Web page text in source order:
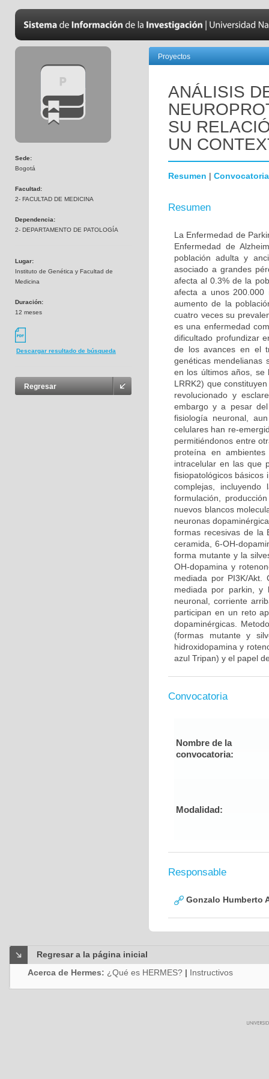
Sede:
Bogotá
Facultad:
2- FACULTAD DE MEDICINA
Dependencia:
2- DEPARTAMENTO DE PATOLOGÍA
Lugar:
Instituto de Genética y Facultad de
Medicina
Duración:
12 meses
Descargar resultado de búsqueda
Regresar
Proyectos
ANÁLISIS
SU
UN
Resumen | Convocatoria
Resumen
La Enfermedad de
Enfermedad de
población adulta y
asociado a grandes
afecta al 0.3% de la
afecta a unos 200.000
aumento de la
cuatro veces su
es una enfermedad
dificultado profundizar
de los avances en el
genéticas mendelianas
en los últimos años, se
LRRK2) que
revolucionado y
embargo y a pesar
fisiología neuronal,
celulares han re-
permitiéndonos entre
proteína en
intracelular en las que
fisiopatológicos básicos
complejas,
formulación,
nuevos blancos
neuronas
formas recesivas de la
ceramida, 6-OH-
forma mutante y la
OH-dopamina y
mediada por PI3K/
mediada por parkin, y
neuronal, corriente
participan en un reto
dopaminérgicas.
(formas mutante y
hidroxidopamina y
azul Tripan) y el papel
Convocatoria
Nombre de la
convocatoria:
Modalidad:
Responsable
Gonzalo Humberto
Regresar a la página inicial
Acerca de Hermes: ¿Qué es HERMES? | Instructivos